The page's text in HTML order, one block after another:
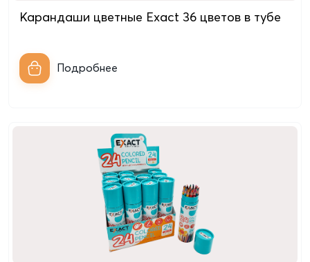
Карандаши цветные Exact 36 цветов в тубе
Подробнее